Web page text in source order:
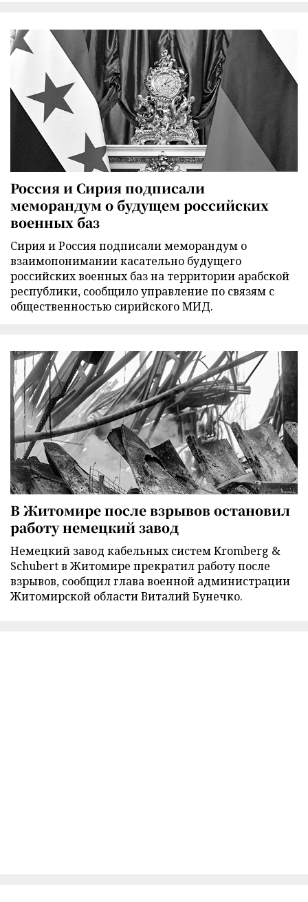
Россия и Сирия подписали
меморандум о будущем российских
военных баз
Сирия и Россия подписали меморандум о
взаимопонимании касательно будущего
российских военных баз на территории арабской
республики, сообщило управление по связям с
общественностью сирийского МИД.
В Житомире после взрывов остановил
работу немецкий завод
Немецкий завод кабельных систем Kromberg &
Schubert в Житомире прекратил работу после
взрывов, сообщил глава военной администрации
Житомирской области Виталий Бунечко.